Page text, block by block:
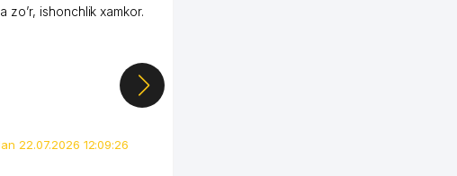
zo’r, ishonchlik xamkor.
22.07.2026 12:09:26